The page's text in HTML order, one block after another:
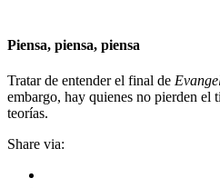
Piensa, piensa, piensa
Tratar de entender el final de
embargo, hay quienes no pierden el
teorías.
Share via: